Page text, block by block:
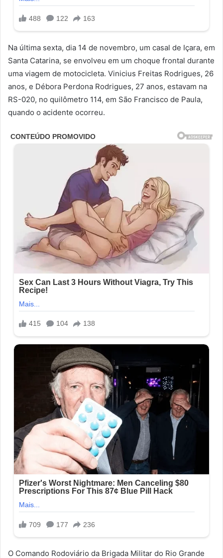
Na última sexta, dia 14 de novembro, um casal de Içara, em
Santa Catarina, se envolveu em um choque frontal durante
uma viagem de motocicleta. Vinicius Freitas Rodrigues, 26
anos, e Débora Perdona Rodrigues, 27 anos, estavam na
RS-020, no quilômetro 114, em São Francisco de Paula,
quando o acidente ocorreu.
O Comando Rodoviário da Brigada Militar do Rio Grande